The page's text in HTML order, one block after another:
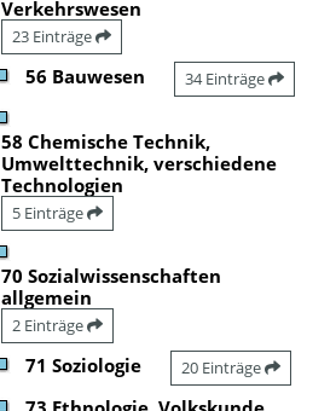
Verkehrswesen
23 Einträge
56 Bauwesen 34 Einträge
58 Chemische Technik,
Umwelttechnik, verschiedene
Technologien
5 Einträge
70 Sozialwissenschaften
allgemein
2 Einträge
71 Soziologie 20 Einträge